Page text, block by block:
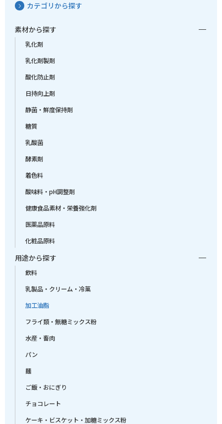
カテゴリから探す
素材から探す
乳化剤
乳化剤製剤
酸化防止剤
日持向上剤
静菌・鮮度保持剤
糖質
乳酸菌
酵素剤
着色料
酸味料・pH調整剤
健康食品素材・栄養強化剤
医薬品原料
化粧品原料
用途から探す
飲料
乳製品・クリーム・冷菓
加工油脂
フライ類・無糖ミックス粉
水産・畜肉
パン
麺
ご飯・おにぎり
チョコレート
ケーキ・ビスケット・加糖ミックス粉